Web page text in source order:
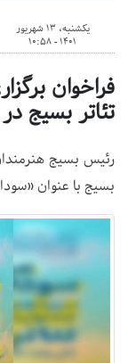
یکشنبه، 13 شهریور
1401 - 10:58
فراخوان
تئاتر بسیج در
رئیس بسیج
بسیج با عنوان